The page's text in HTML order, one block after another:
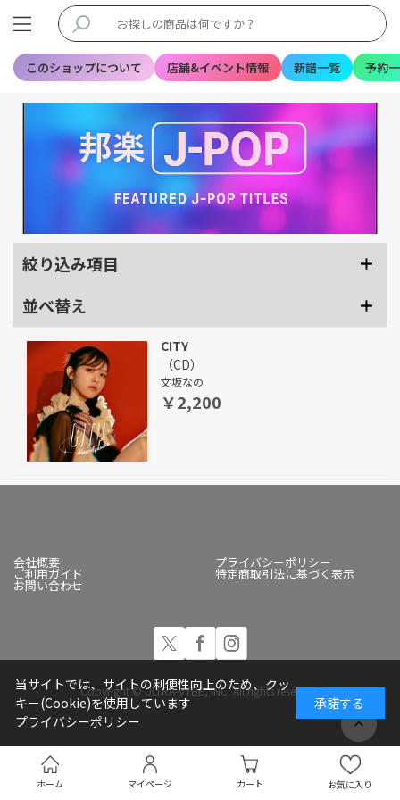
このショップについて 店舗&イベント情報 新譜一覧 予約
ホーム マイページ カート お気に入り
絞り込み項目
並べ替え
CITY
（CD）
文坂なの
￥2,200
会社概要 プライバシーポリシー
ご利用ガイド 特定商取引法に基づく表示
お問い合わせ
Copyright © ULTRA-VYBE, INC. All rights reserved.
当サイトでは、サイトの利便性向上のため、クッ
キー(Cookie)を使用しています
プライバシーポリシー
承諾する